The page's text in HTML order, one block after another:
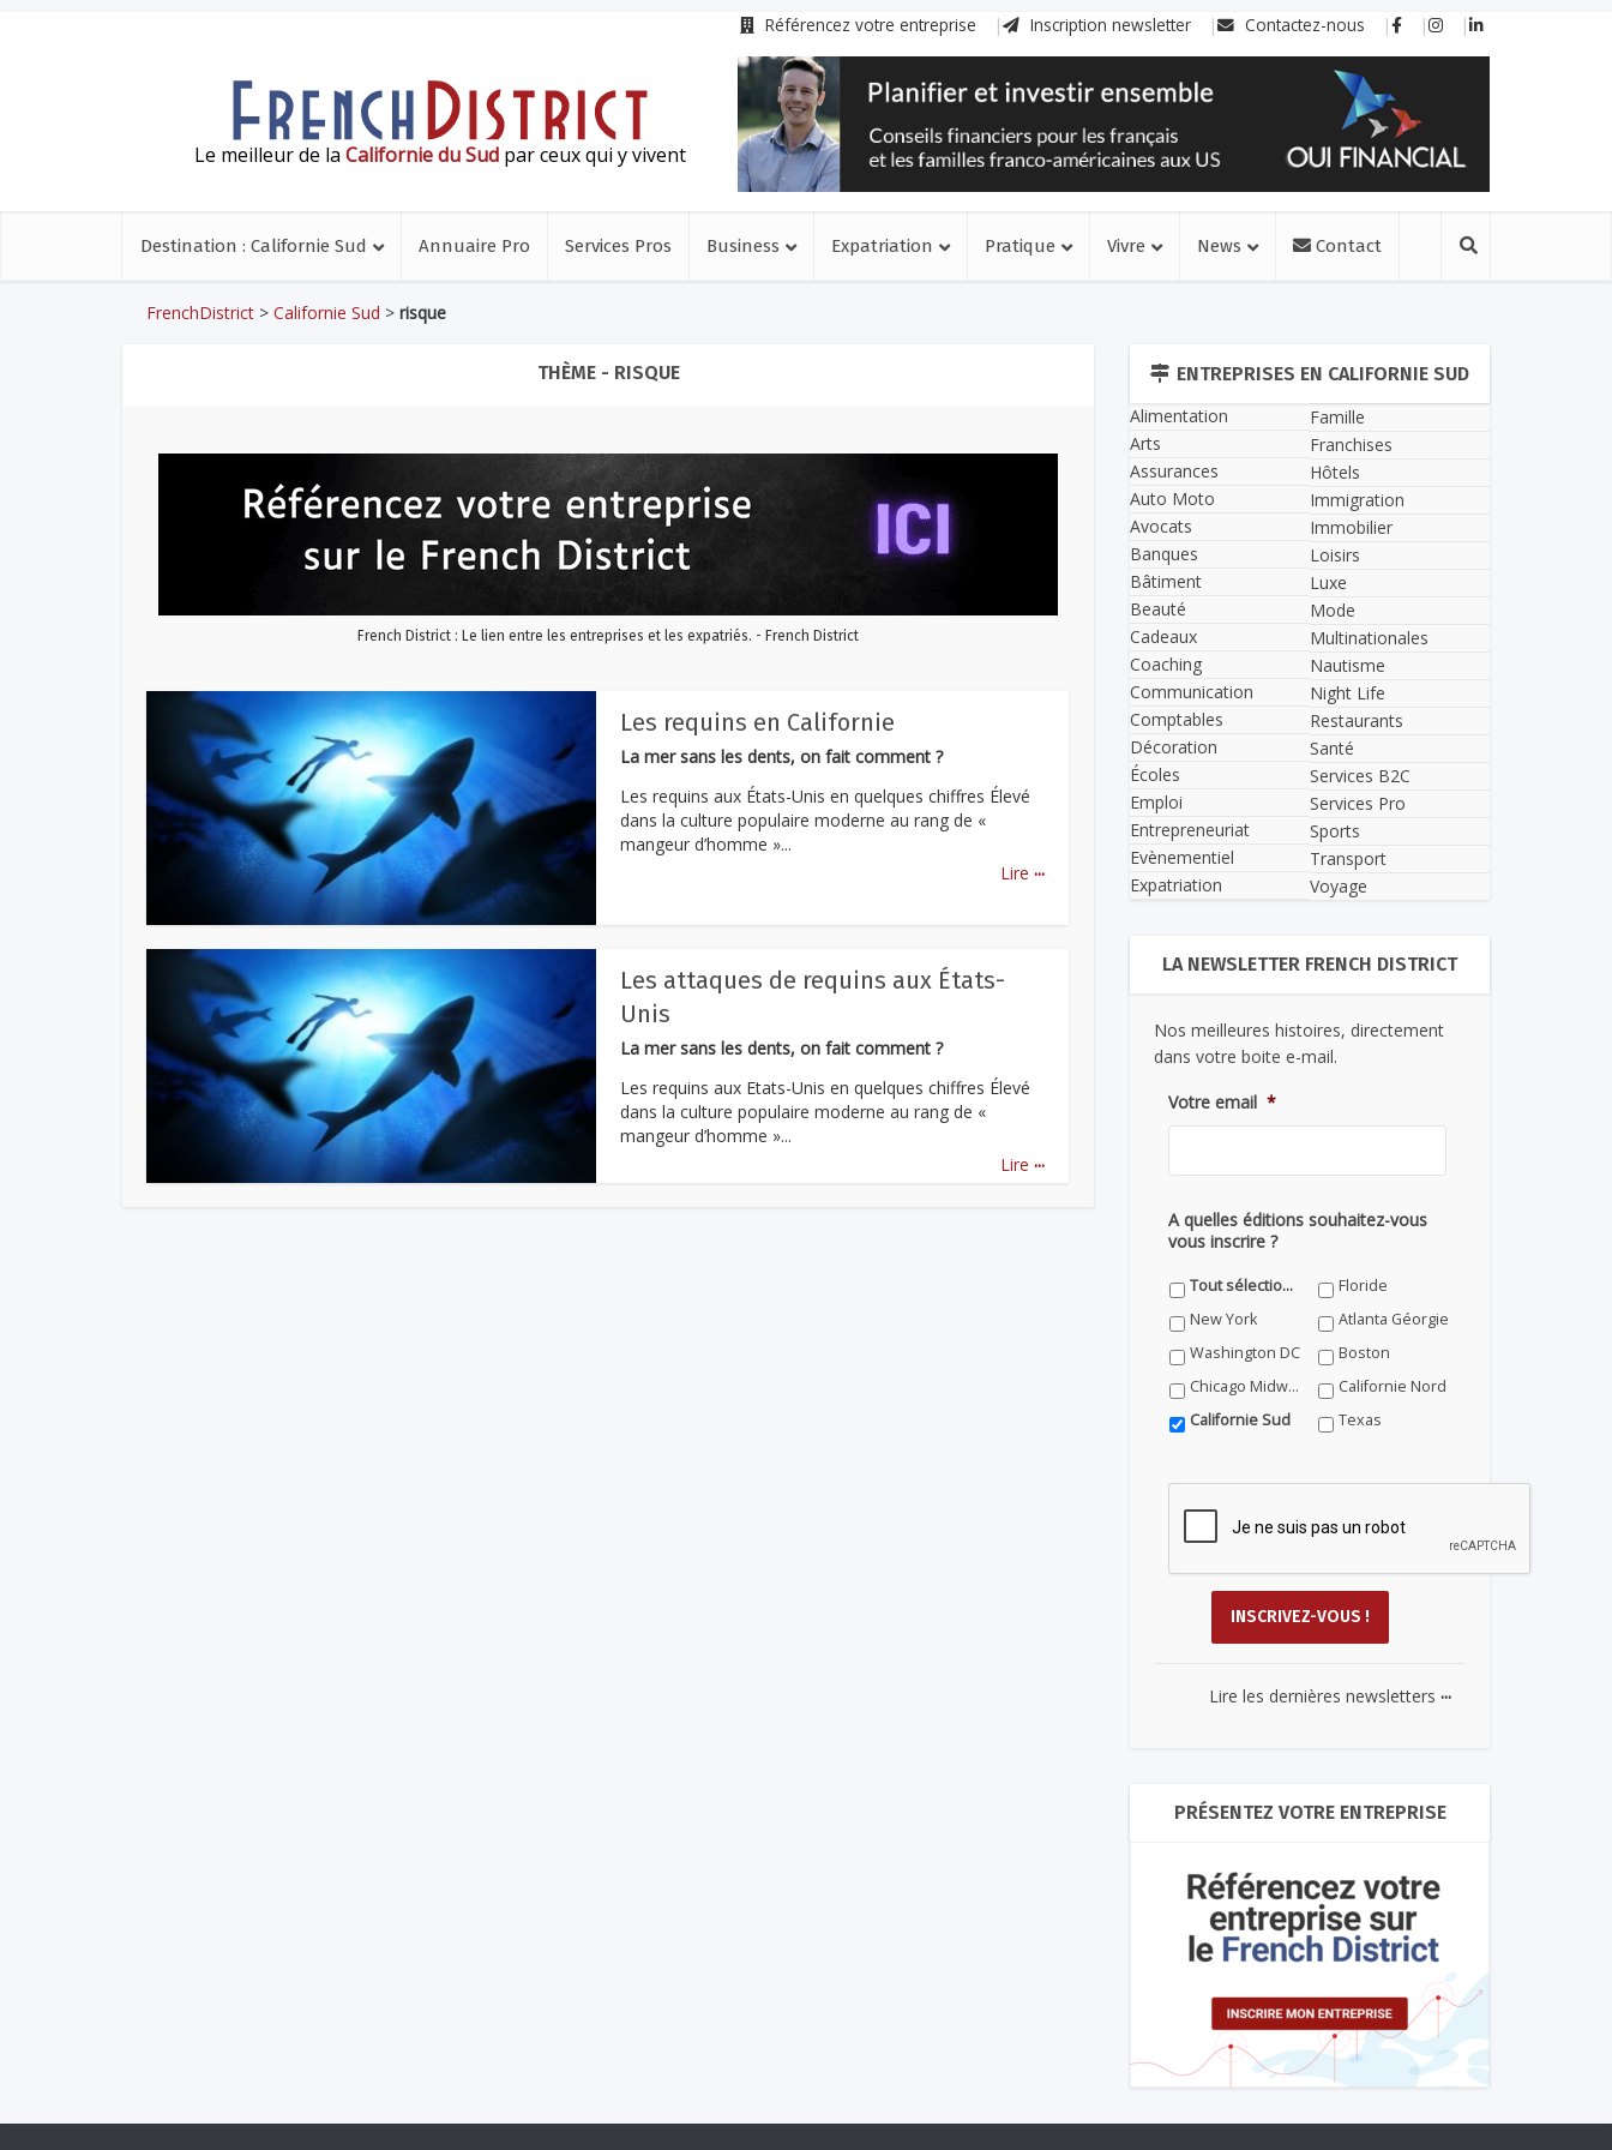
Référencez votre entreprise Inscription newsletter Contactez-nous
Le meilleur de la Californie du Sud par ceux qui y vivent
Destination : Californie Sud Annuaire Pro Services Pros Business Expatriation Pratique Vivre News Contact
FrenchDistrict > Californie Sud > risque
THÈME - RISQUE
French District : Le lien entre les entreprises et les expatriés. - French District
Les requins en Californie
La mer sans les dents, on fait comment ?
Les requins aux États-Unis en quelques chiffres Élevé
dans la culture populaire moderne au rang de «
mangeur d’homme »...
Lire ...
Les attaques de requins aux États-
Unis
La mer sans les dents, on fait comment ?
Les requins aux Etats-Unis en quelques chiffres Élevé
dans la culture populaire moderne au rang de «
mangeur d’homme »...
Lire ...
ENTREPRISES EN CALIFORNIE SUD
Alimentation
Arts
Assurances
Auto Moto
Avocats
Banques
Bâtiment
Beauté
Cadeaux
Coaching
Communication
Comptables
Décoration
Écoles
Emploi
Entrepreneuriat
Evènementiel
Expatriation
Famille
Franchises
Hôtels
Immigration
Immobilier
Loisirs
Luxe
Mode
Multinationales
Nautisme
Night Life
Restaurants
Santé
Services B2C
Services Pro
Sports
Transport
Voyage
LA NEWSLETTER FRENCH DISTRICT
Nos meilleures histoires, directement
dans votre boite e-mail.
Votre email *
A quelles éditions souhaitez-vous
vous inscrire ?
Tout sélectionner
Floride
New York
Atlanta Géorgie
Washington DC
Boston
Chicago Midwest
Californie Nord
Californie Sud
Texas
Lire les dernières newsletters ...
PRÉSENTEZ VOTRE ENTREPRISE